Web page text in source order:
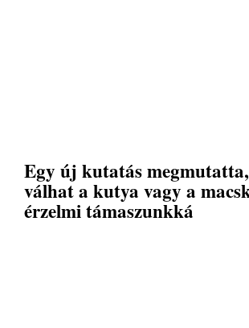
Egy új kutatás
válhat a kutya vagy a
érzelmi támaszunkká